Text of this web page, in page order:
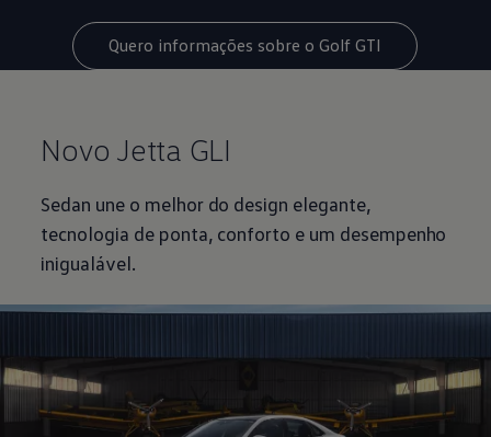
Quero informações sobre o Golf GTI
Novo Jetta GLI
Sedan une o melhor do design elegante,
tecnologia de ponta, conforto e um desempenho
inigualável.